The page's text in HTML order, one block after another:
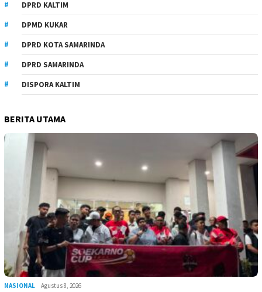
DPRD KALTIM
DPMD KUKAR
DPRD KOTA SAMARINDA
DPRD SAMARINDA
DISPORA KALTIM
BERITA UTAMA
NASIONAL Agustus 8, 2026